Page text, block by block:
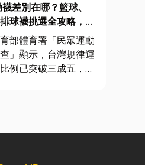
差別在哪？籃球、
球襪挑選全攻略，穿
不傷腳！
部體育署「民眾運動
」顯示，台灣規律運
例已突破三成五，其